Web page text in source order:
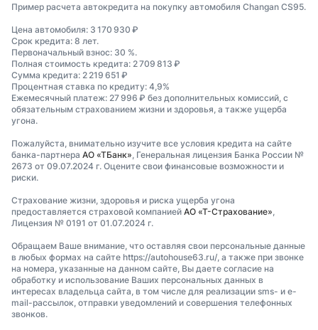
Пример расчета автокредита на покупку автомобиля Changan CS95.
Цена автомобиля: 3 170 930 ₽
Срок кредита: 8 лет.
Первоначальный взнос: 30 %.
Полная стоимость кредита: 2 709 813 ₽
Сумма кредита: 2 219 651 ₽
Процентная ставка по кредиту: 4,9%
Ежемесячный платеж: 27 996 ₽ без дополнительных комиссий, с
обязательным страхованием жизни и здоровья, а также ущерба
угона.
Пожалуйста, внимательно изучите все условия кредита на сайте
банка-партнера АО «ТБанк» , Генеральная лицензия Банка России №
2673 от 09.07.2024 г. Оцените свои финансовые возможности и
риски.
Страхование жизни, здоровья и риска ущерба угона
предоставляется страховой компанией АО «Т-Страхование»
Лицензия № 0191 от 01.07.2024 г.
Обращаем Ваше внимание, что оставляя свои персональные данные
в любых формах на сайте https://autohouse63.ru/, а также при звонке
на номера, указанные на данном сайте, Вы даете согласие на
обработку и использование Ваших персональных данных в
интересах владельца сайта, в том числе для реализации sms- и e-
mail-рассылок, отправки уведомлений и совершения телефонных
звонков.